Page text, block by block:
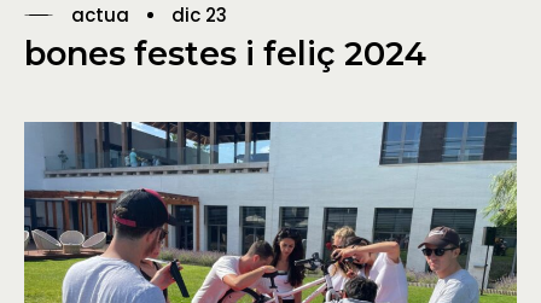
actua dic 23
bones festes i feliç 2024